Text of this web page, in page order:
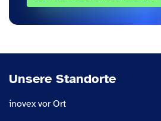
Unsere Standorte
inovex vor Ort